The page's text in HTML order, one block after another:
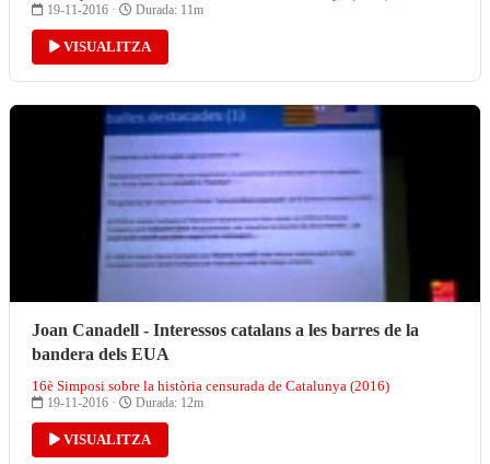
19-11-2016 · Durada: 11m
VISUALITZA
Joan Canadell - Interessos catalans a les barres de la
bandera dels EUA
16è Simposi sobre la història censurada de Catalunya (2016)
19-11-2016 · Durada: 12m
VISUALITZA